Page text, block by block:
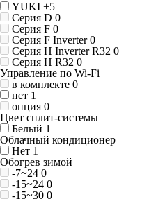
YUKI +5
Серия D 0
Серия F 0
Серия F Inverter 0
Серия H Inverter R32 0
Серия H R32 0
Управление по Wi-Fi
в комплекте 0
нет 1
опция 0
Цвет сплит-системы
Белый 1
Облачный кондиционер
Нет 1
Обогрев зимой
-7~24 0
-15~24 0
-15~30 0